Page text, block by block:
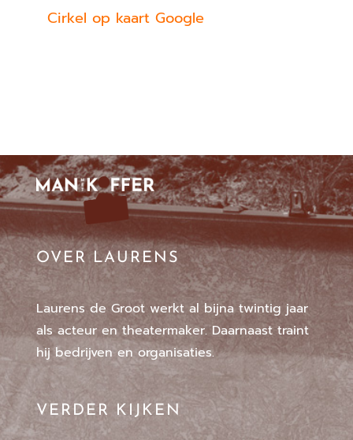
Cirkel op kaart Google
OVER LAURENS
Laurens de Groot werkt al bijna twintig jaar
als acteur en theatermaker. Daarnaast traint
hij bedrijven en organisaties.
VERDER KIJKEN